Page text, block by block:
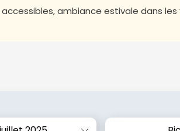
ambiance estivale dans les